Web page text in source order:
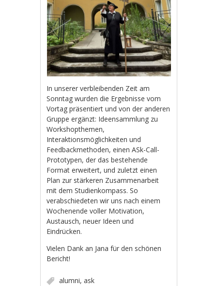
In unserer verbleibenden Zeit am
Sonntag wurden die Ergebnisse vom
Vortag präsentiert und von der anderen
Gruppe ergänzt: Ideensammlung zu
Workshopthemen,
Interaktionsmöglichkeiten und
Feedbackmethoden, einen ASk-Call-
Prototypen, der das bestehende
Format erweitert, und zuletzt einen
Plan zur stärkeren Zusammenarbeit
mit dem Studienkompass. So
verabschiedeten wir uns nach einem
Wochenende voller Motivation,
Austausch, neuer Ideen und
Eindrücken.
Vielen Dank an Jana für den schönen
Bericht!
alumni,ask